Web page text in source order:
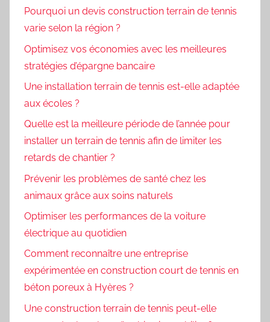
Pourquoi un devis construction terrain de tennis
varie selon la région ?
Optimisez vos économies avec les meilleures
stratégies d’épargne bancaire
Une installation terrain de tennis est-elle adaptée
aux écoles ?
Quelle est la meilleure période de l’année pour
installer un terrain de tennis afin de limiter les
retards de chantier ?
Prévenir les problèmes de santé chez les
animaux grâce aux soins naturels
Optimiser les performances de la voiture
électrique au quotidien
Comment reconnaître une entreprise
expérimentée en construction court de tennis en
béton poreux à Hyères ?
Une construction terrain de tennis peut-elle